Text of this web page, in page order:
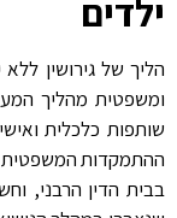
ילדים
הליך של גירושין
ומשפטית מהליך
שותפות כלכלית
ההתמקדות המשפטית
בבית הדין הרבני,